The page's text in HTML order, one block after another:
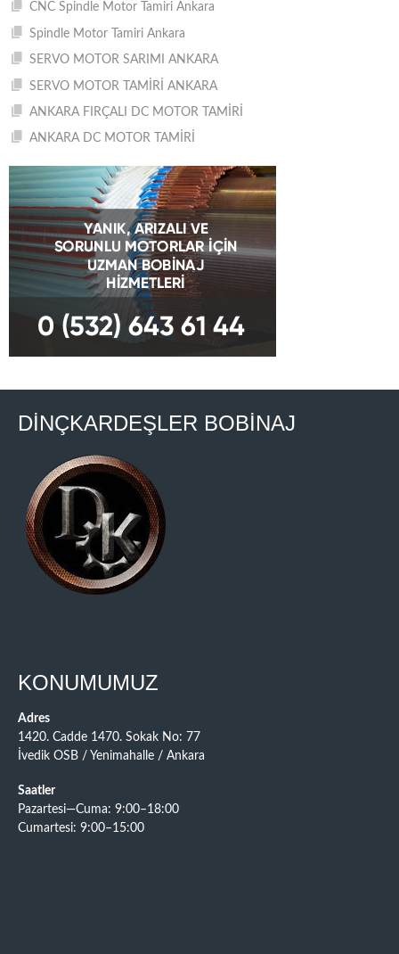
CNC Spindle Motor Tamiri Ankara
Spindle Motor Tamiri Ankara
SERVO MOTOR SARIMI ANKARA
SERVO MOTOR TAMİRİ ANKARA
ANKARA FIRÇALI DC MOTOR TAMİRİ
ANKARA DC MOTOR TAMİRİ
DİNÇKARDEŞLER BOBİNAJ
KONUMUMUZ
Adres
1420. Cadde 1470. Sokak No: 77
İvedik OSB / Yenimahalle / Ankara
Saatler
Pazartesi—Cuma: 9:00–18:00
Cumartesi: 9:00–15:00